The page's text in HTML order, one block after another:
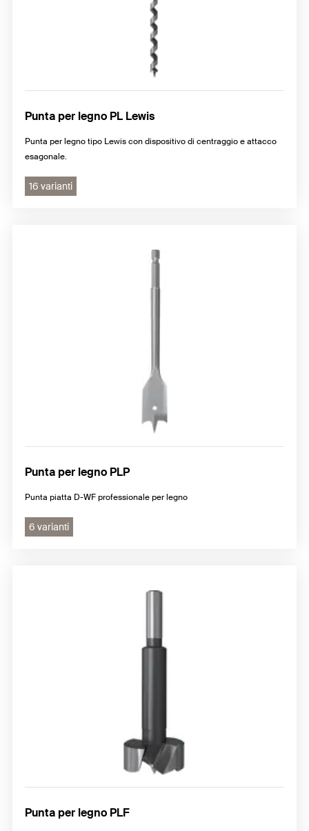
Punta per legno PL Lewis
Punta per legno tipo Lewis con dispositivo di centraggio e attacco
esagonale.
16 varianti
Punta per legno PLP
Punta piatta D-WF professionale per legno
6 varianti
Punta per legno PLF